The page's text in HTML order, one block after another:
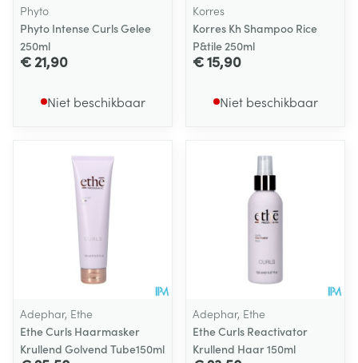
Phyto
Phyto Intense Curls Gelee
250ml
€ 21,90
Niet beschikbaar
Korres
Korres Kh Shampoo Rice
P&tile 250ml
€ 15,90
Niet beschikbaar
Adephar, Ethe
Ethe Curls Haarmasker
Krullend Golvend Tube150ml
Adephar, Ethe
Ethe Curls Reactivator
Krullend Haar 150ml